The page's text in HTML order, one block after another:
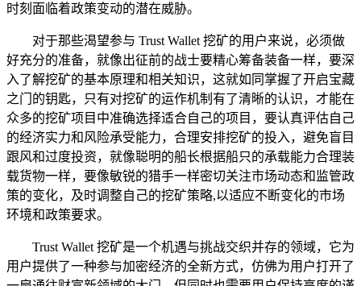
时刻面临着政策变动的潜在威胁。
对于那些渴望参与 Trust Wallet 挖矿的用户来说，必须做
好充分的准备，就像出征前的战士要精心筹备装备一样，要深
入了解挖矿的基本原理和相关知识，这就如同掌握了开启宝藏
之门的钥匙，只有对挖矿的运作机制有了清晰的认识，才能在
众多的挖矿项目中准确选择适合自己的项目，要认真评估自己
的经济实力和风险承受能力，合理安排挖矿的投入，避免盲目
跟风和过度投资，就像聪明的船长根据船只的承载能力合理装
载货物一样，要像敏锐的猎手一样密切关注市场动态和监管政
策的变化，及时调整自己的挖矿策略,以适应不断变化的市场
环境和政策要求。
Trust Wallet 挖矿是一个机遇与挑战交织并存的领域，它为
用户提供了一种参与加密经济的全新方式，仿佛为用户打开了